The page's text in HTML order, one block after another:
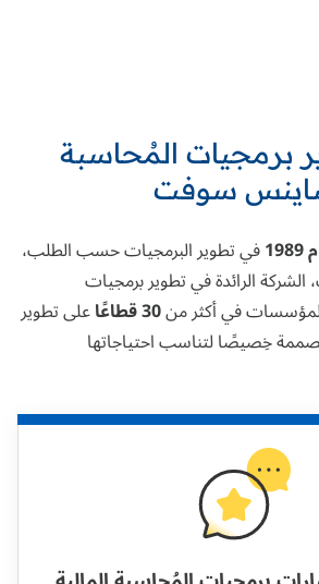
برمجيات المُحاسبة
ساينس سوفت
في تطوير البرمجيات حسب الطلب،
الرائدة في تطوير برمجيات
في أكثر من30 قطاعًا
على تطوير
خِصيصًا لتناسب احتياجاتها